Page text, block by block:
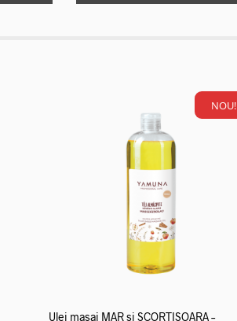
NOU!
Ulei masaj MAR si SCORTISOARA –